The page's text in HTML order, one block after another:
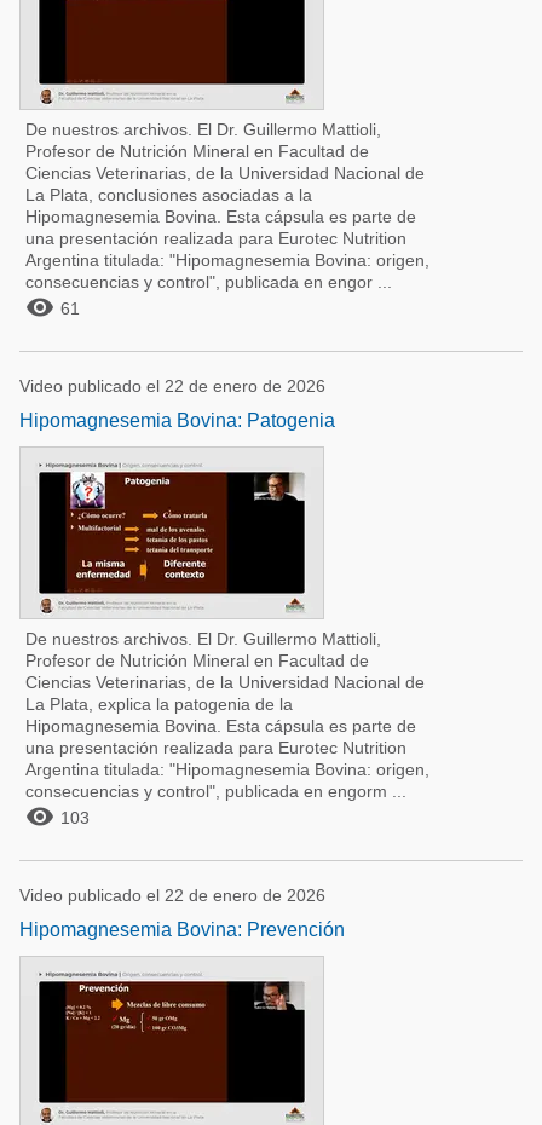
De nuestros archivos. El Dr. Guillermo Mattioli,
Profesor de Nutrición Mineral en Facultad de
Ciencias Veterinarias, de la Universidad Nacional de
La Plata, conclusiones asociadas a la
Hipomagnesemia Bovina. Esta cápsula es parte de
una presentación realizada para Eurotec Nutrition
Argentina titulada: "Hipomagnesemia Bovina: origen,
consecuencias y control", publicada en engor ...
 61
Video publicado el 22 de enero de 2026
Hipomagnesemia Bovina: Patogenia
De nuestros archivos. El Dr. Guillermo Mattioli,
Profesor de Nutrición Mineral en Facultad de
Ciencias Veterinarias, de la Universidad Nacional de
La Plata, explica la patogenia de la
Hipomagnesemia Bovina. Esta cápsula es parte de
una presentación realizada para Eurotec Nutrition
Argentina titulada: "Hipomagnesemia Bovina: origen,
consecuencias y control", publicada en engorm ...
 103
Video publicado el 22 de enero de 2026
Hipomagnesemia Bovina: Prevención